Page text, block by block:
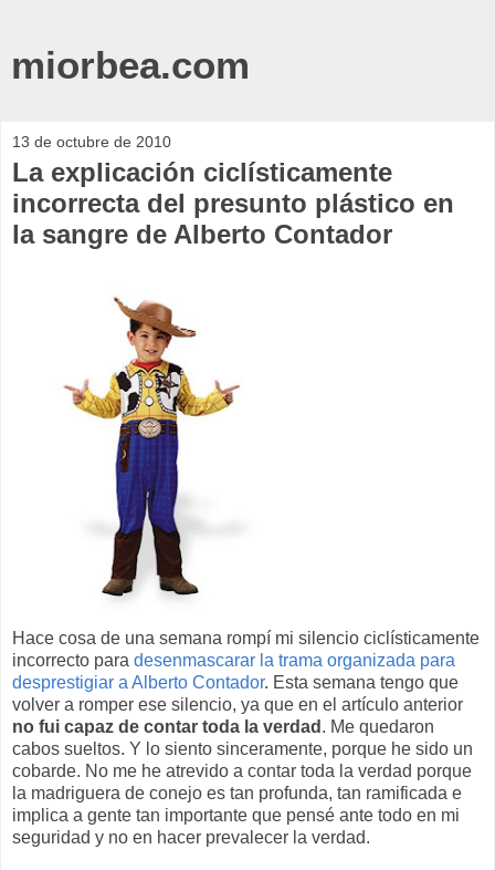
miorbea.com
13 de octubre de 2010
La explicación ciclísticamente
incorrecta del presunto plástico en
la sangre de Alberto Contador
Hace cosa de una semana rompí mi silencio ciclísticamente
incorrecto para desenmascarar la trama organizada para
desprestigiar a Alberto Contador. Esta semana tengo que
volver a romper ese silencio, ya que en el artículo anterior
no fui capaz de contar toda la verdad . Me quedaron
cabos sueltos. Y lo siento sinceramente, porque he sido un
cobarde. No me he atrevido a contar toda la verdad porque
la madriguera de conejo es tan profunda, tan ramificada e
implica a gente tan importante que pensé ante todo en mi
seguridad y no en hacer prevalecer la verdad.